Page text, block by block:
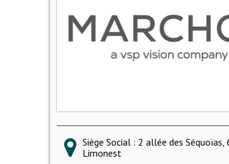
Siège Social : 2 allée des Séquoïas,
Limonest